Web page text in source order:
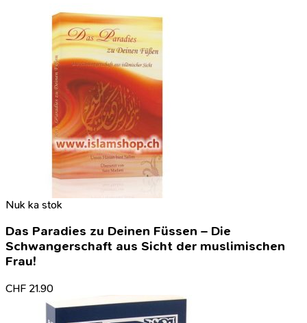
Nuk ka stok
Das Paradies zu Deinen Füssen – Die
Schwangerschaft aus Sicht der muslimischen
Frau!
CHF 21.90